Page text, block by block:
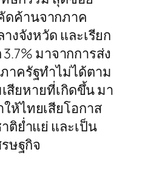
ดค้านจากภาค
งจังหวัด และเรียก
มาจากการส่ง
าครัฐทำไม่ได้ตาม
สียหายที่เกิดขึ้น มา
ห้ไทยเสียโอกาส
ติย่ำแย่ และเป็น
ษฐกิจ